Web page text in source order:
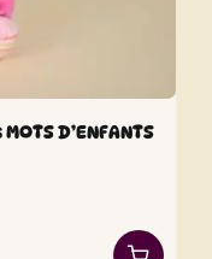
D’ENFANTS